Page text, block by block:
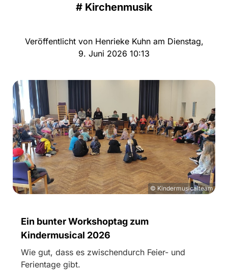
# Kirchenmusik
Veröffentlicht von Henrieke Kuhn am Dienstag,
9. Juni 2026 10:13
© Kindermusicalteam
Ein bunter Workshoptag zum
Kindermusical 2026
Wie gut, dass es zwischendurch Feier- und
Ferientage gibt.